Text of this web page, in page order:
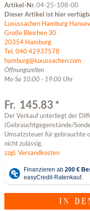
Artikel-Nr.04-25-108-00
Dieser Artikel ist hier
Luxussachen Hamburg
Große Bleichen 30
20354 Hamburg
Tel. 040 42937578
hamburg@luxussachen.com
Öffnungszeiten
Mo-Sa 10:00 - 19:00 Uhr
Fr. 145.83 *
Der Verkauf unterliegt der
(Gebrauchtgegenstände/
Umsatzsteuer für gebrauchte
nicht zulässig.
zzgl. Versandkosten
IN